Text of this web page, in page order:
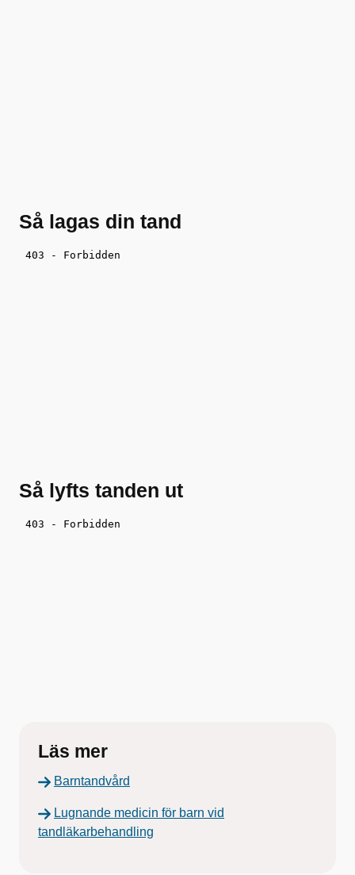
Så lagas din tand
Så lyfts tanden ut
Läs mer
Barntandvård
Lugnande medicin för barn vid
tandläkarbehandling